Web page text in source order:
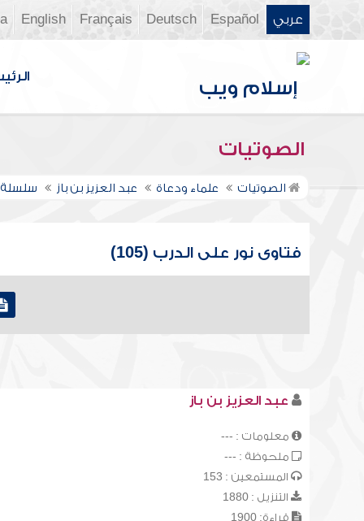
عربي Español
Deutsch
Français
English
الصوتيات
الصوتيات علماء ودعاة عبد العزيز بن باز سلسلة
فتاوى نور على الدرب (105)
عبد العزيز بن باز
معلومات : ---
ملحوظة : ---
المستمعين : 153
التنزيل : 1880
قراءة: 1900